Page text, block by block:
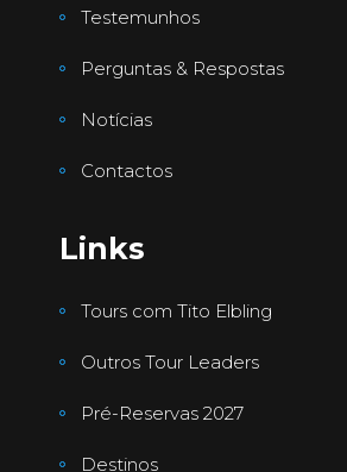
Testemunhos
Perguntas & Respostas
Notícias
Contactos
Links
Tours com Tito Elbling
Outros Tour Leaders
Pré-Reservas 2027
Destinos